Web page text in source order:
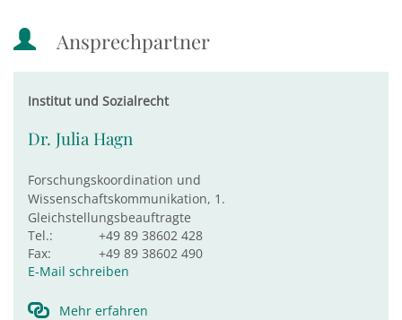
Ansprechpartner
Institut und Sozialrecht
Dr. Julia Hagn
Forschungskoordination und
Wissenschaftskommunikation, 1.
Gleichstellungsbeauftragte
Tel.:
+49 89 38602 428
Fax:
+49 89 38602 490
E-Mail schreiben
Mehr erfahren